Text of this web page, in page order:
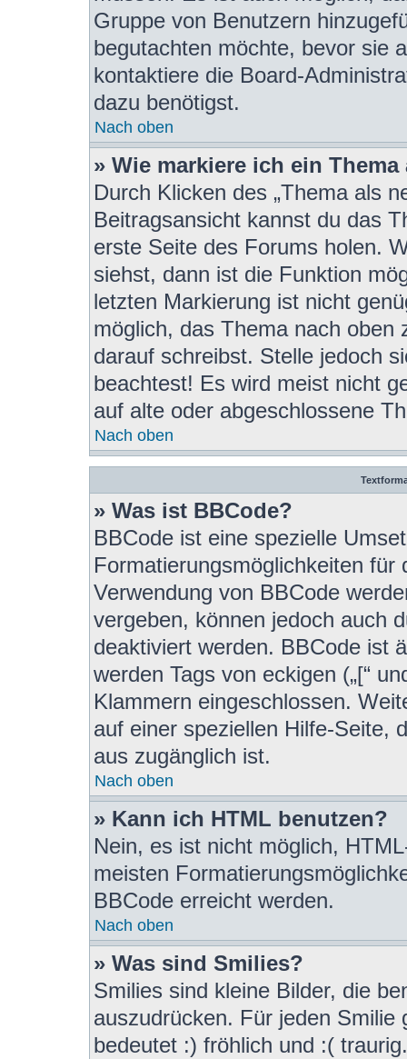
Gruppe von Benutzern
begutachten möchte, bevor sie
kontaktiere die Board-
dazu benötigst.
Nach oben
» Wie markiere ich ein Thema
Durch Klicken des „Thema als
Beitragsansicht kannst du das
erste Seite des Forums holen.
siehst, dann ist die Funktion
letzten Markierung ist nicht
möglich, das Thema nach oben
darauf schreibst. Stelle jedoch
beachtest! Es wird meist nicht
auf alte oder abgeschlossene
Nach oben
» Was ist BBCode?
BBCode ist eine spezielle
Formatierungsmöglichkeiten
Verwendung von BBCode
vergeben, können jedoch auch
deaktiviert werden. BBCode ist
werden Tags von eckigen („[“
Klammern eingeschlossen.
auf einer speziellen Hilfe-Seite,
aus zugänglich ist.
Nach oben
» Kann ich HTML benutzen?
Nein, es ist nicht möglich,
meisten
BBCode erreicht werden.
Nach oben
» Was sind Smilies?
Smilies sind kleine Bilder, die
auszudrücken. Für jeden
bedeutet :) fröhlich und :(